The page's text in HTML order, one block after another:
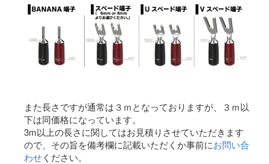
また長さですが通常は３ｍとなっておりますが、３ｍ以
下は同価格になっています。
3m以上の長さに関してはお見積りさせていただきます
ので、その旨を備考欄に記載いただくか事前にお問い合
わせください。